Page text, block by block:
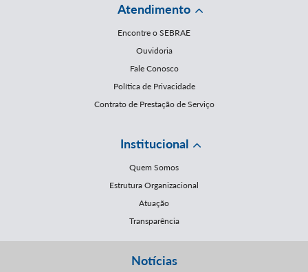
Atendimento
Encontre o SEBRAE
Ouvidoria
Fale Conosco
Política de Privacidade
Contrato de Prestação de Serviço
Institucional
Quem Somos
Estrutura Organizacional
Atuação
Transparência
Notícias